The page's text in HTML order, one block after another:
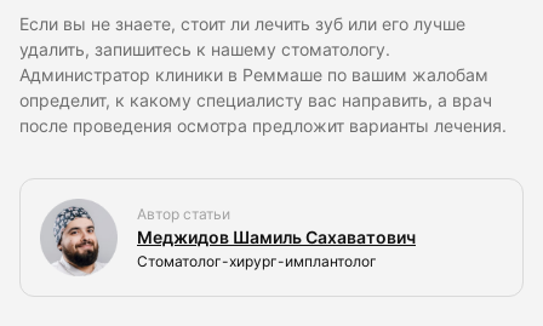
Если вы не знаете, стоит ли лечить зуб или его лучше
удалить, запишитесь к нашему стоматологу.
Администратор клиники в Реммаше по вашим жалобам
определит, к какому специалисту вас направить, а врач
после проведения осмотра предложит варианты лечения.
Автор статьи
Меджидов Шамиль Сахаватович
Стоматолог-хирург-имплантолог